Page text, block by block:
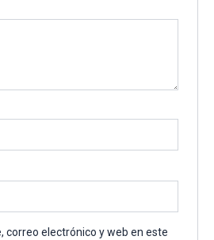
correo electrónico y web en este